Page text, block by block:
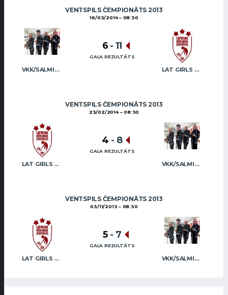
VENTSPILS ČEMPIONĀTS 2013
16/03/2014 08:30
VKK/SALMIŅŠ (MIX) LAT GIRLS VENTSPILS 2
6 - 11
GALA REZULTĀTS
VENTSPILS ČEMPIONĀTS 2013
23/02/2014 08:30
LAT GIRLS VENTSPILS 2 VKK/SALMIŅŠ (MIX)
4 - 8
GALA REZULTĀTS
VENTSPILS ČEMPIONĀTS 2013
03/11/2013 08:30
LAT GIRLS VENTSPILS 2 VKK/SALMIŅŠ (MIX)
5 - 7
GALA REZULTĀTS